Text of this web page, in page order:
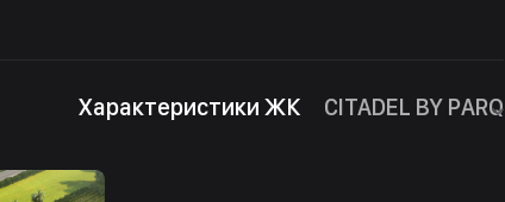
Характеристики ЖК CITADEL BY PARQ